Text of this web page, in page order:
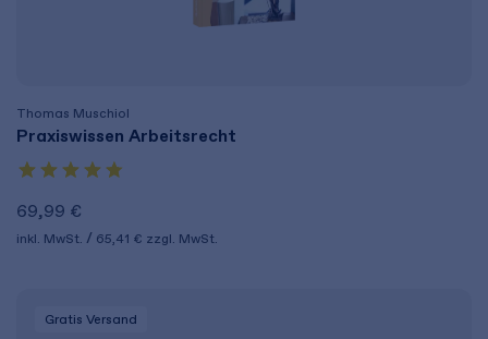
Thomas Muschiol
Praxiswissen Arbeitsrecht
69,99 €
inkl. MwSt. 65,41 € zzgl. MwSt.
Gratis Versand